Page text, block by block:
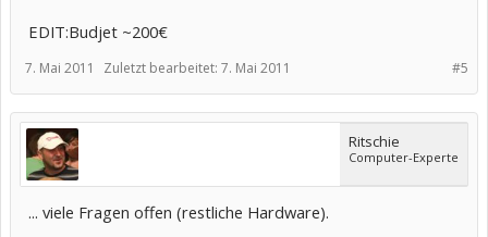
EDIT:Budjet ~200€
#5
7. Mai 2011 Zuletzt bearbeitet: 7. Mai 2011
Ritschie
Computer-Experte
... viele Fragen offen (restliche Hardware).